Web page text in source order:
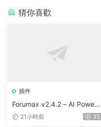
猜你喜歡
插件
Forumax v2.4.2 – AI Powere
d Advanced Community For
21小時前 35